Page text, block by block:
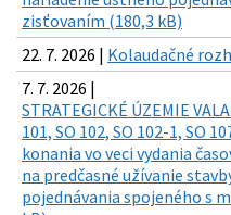
zisťovaním (180,3 kB)
22. 7. 2026 | Kolaudačné
7. 7. 2026 |
STRATEGICKÉ ÚZEMIE
101, SO 102, SO 102-1, SO
konania vo veci vydania
na predčasné užívanie
pojednávania spojeného s